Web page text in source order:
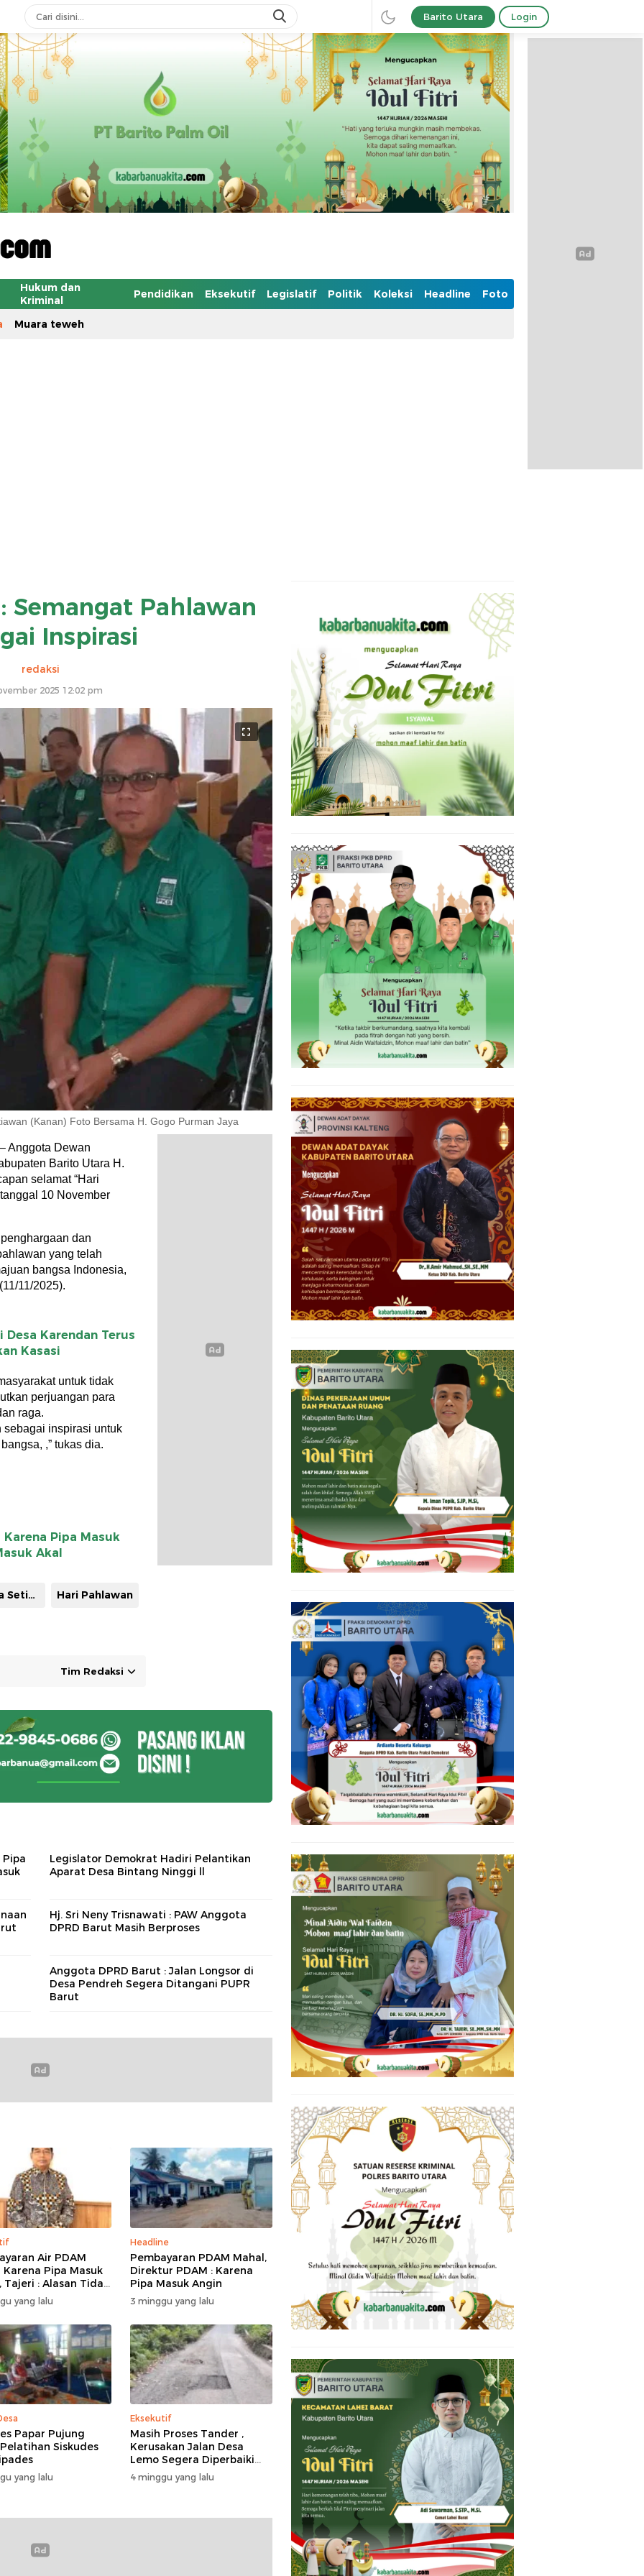
Barito Utara Login
Hukum dan
Kriminal
Pendidikan Eksekutif Legislatif Politik Koleksi Headline Foto
Muara teweh
Semangat Pahlawan
Inspirasi
redaksi
2025 12:02 pm
(Kanan) Foto Bersama H. Gogo Purman Jaya
Anggota Dewan
Barito Utara H.
selamat “Hari
10 November
dan
yang telah
bangsa Indonesia,
11/2025).
Desa Karendan Terus
Kasasi
untuk tidak
perjuangan para
raga.
sebagai inspirasi untuk
,” tukas dia.
Karena Pipa Masuk
Akal
H. Parmana Setiawan Hari Pahlawan
Tim Redaksi
Pipa
Legislator Demokrat Hadiri Pelantikan
Aparat Desa Bintang Ninggi ll
Hj. Sri Neny Trisnawati : PAW Anggota
DPRD Barut Masih Berproses
Anggota DPRD Barut : Jalan Longsor di
Desa Pendreh Segera Ditangani PUPR
Barut
Air PDAM
Karena Pipa Masuk
Tajeri : Alasan Tidak
Akal
yang lalu
Headline
Pembayaran PDAM Mahal,
Direktur PDAM : Karena
Pipa Masuk Angin
3 minggu yang lalu
Papar Pujung
Siskudes
yang lalu
Eksekutif
Masih Proses Tander ,
Kerusakan Jalan Desa
Lemo Segera Diperbaiki
Tahun Ini
4 minggu yang lalu